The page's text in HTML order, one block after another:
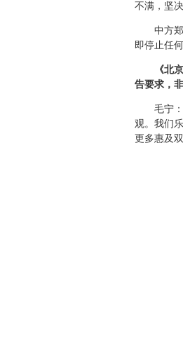
不满，坚
中方
即停止任
《北
告要求，
毛宁
观。我们
更多惠及